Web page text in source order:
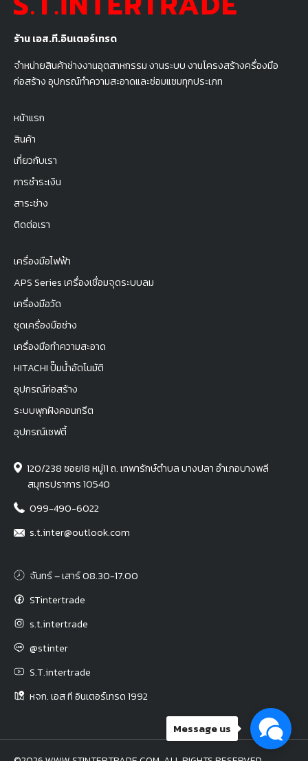
ร้าน เอส.ที.อินเตอร์เทรด
จำหน่ายสินค้าช่างงานอุตสาหกรรม งานระบบ งานโครงสร้างครื่องมือ
ก่อสร้าง อุปกรณ์ทำความสะอาดและซ่อมแซมทุกประเภท
หน้าแรก
สินค้า
เกี่ยวกับเรา
การชำระเงิน
สาระช่าง
ติดต่อเรา
เครื่องมือไฟฟ้า
APS Series เครื่องเชื่อมจุดระบบลม
เครื่องมือวัด
ชุดเครื่องมือช่าง
เครื่องมือทำความสะอาด
HITACHI ปั๊มน้ำอัตโนมัติ
อุปกรณ์ก่อสร้าง
ระบบพุกฝังคอนกรีต
อุปกรณ์เซฟตี้
120/238 ซอย18 หมู่11 ถ. เทพารักษ์ตำบล บางปลา อำเภอบางพลี
สมุทรปราการ 10540
099-490-6022
s.t.inter@outlook.com
จันทร์ – เสาร์ 08.30-17.00
STintertrade
s.t.intertrade
@stinter
S.T.intertrade
หจก. เอส ที อินเตอร์เทรด 1992
Message us